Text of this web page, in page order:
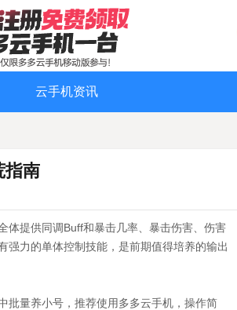
云手机资讯
指南
体提供同调Buff和暴击几率、暴击伤害、伤害
强力的单体控制技能，是前期值得培养的输出
批量养小号，推荐使用多多云手机，操作简